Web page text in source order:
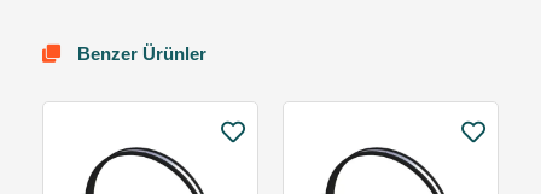
Benzer Ürünler